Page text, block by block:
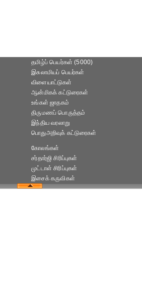
தமிழ்ப் பெயர்கள் (5000)
இசுலாமியப் பெயர்கள்
விளையாட்டுகள்
ஆன்மிகக் கட்டுரைகள்
உங்கள் ஜாதகம்
திருமணப் பொருத்தம்
இந்திய வரலாறு
பொதுஅறிவுக் கட்டுரைகள்
கோலங்கள்
சர்தார்ஜி சிரிப்புகள்
முட்டாள் சிரிப்புகள்
இசைக் கருவிகள்